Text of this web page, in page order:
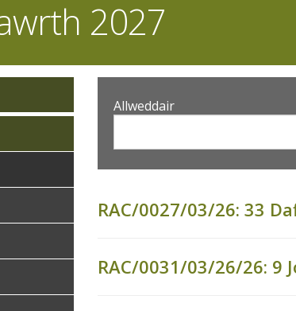
2027
Allweddair
RAC/0027/03/26: 33
RAC/0031/03/26/26: 9